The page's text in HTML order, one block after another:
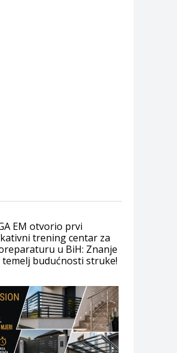
EM otvorio prvi
trening centar za
u BiH: Znanje
temelj budućnosti struke!